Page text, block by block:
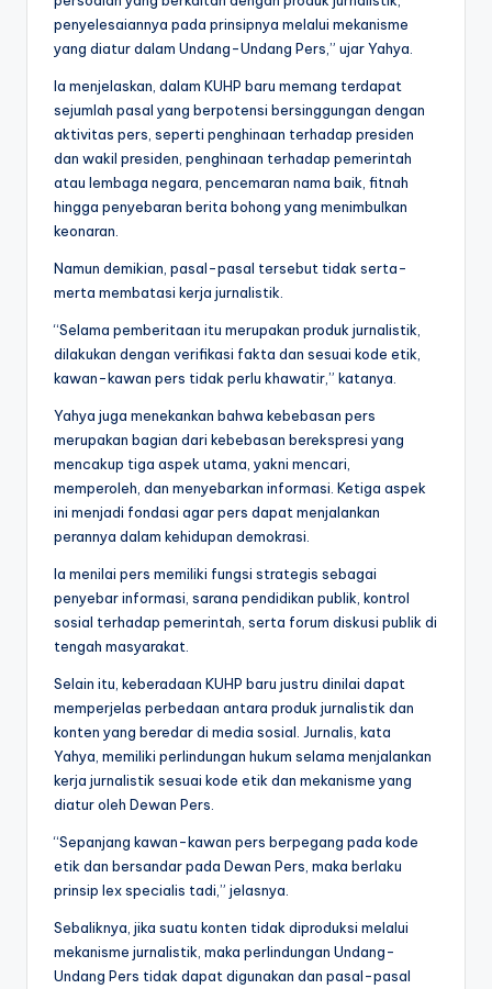
penyelesaiannya pada prinsipnya melalui mekanisme
yang diatur dalam Undang-Undang Pers,” ujar Yahya.
Ia menjelaskan, dalam KUHP baru memang terdapat
sejumlah pasal yang berpotensi bersinggungan dengan
aktivitas pers, seperti penghinaan terhadap presiden
dan wakil presiden, penghinaan terhadap pemerintah
atau lembaga negara, pencemaran nama baik, fitnah
hingga penyebaran berita bohong yang menimbulkan
keonaran.
Namun demikian, pasal-pasal tersebut tidak serta-
merta membatasi kerja jurnalistik.
“Selama pemberitaan itu merupakan produk jurnalistik,
dilakukan dengan verifikasi fakta dan sesuai kode etik,
kawan-kawan pers tidak perlu khawatir,” katanya.
Yahya juga menekankan bahwa kebebasan pers
merupakan bagian dari kebebasan berekspresi yang
mencakup tiga aspek utama, yakni mencari,
memperoleh, dan menyebarkan informasi. Ketiga aspek
ini menjadi fondasi agar pers dapat menjalankan
perannya dalam kehidupan demokrasi.
Ia menilai pers memiliki fungsi strategis sebagai
penyebar informasi, sarana pendidikan publik, kontrol
sosial terhadap pemerintah, serta forum diskusi publik di
tengah masyarakat.
Selain itu, keberadaan KUHP baru justru dinilai dapat
memperjelas perbedaan antara produk jurnalistik dan
konten yang beredar di media sosial. Jurnalis, kata
Yahya, memiliki perlindungan hukum selama menjalankan
kerja jurnalistik sesuai kode etik dan mekanisme yang
diatur oleh Dewan Pers.
“Sepanjang kawan-kawan pers berpegang pada kode
etik dan bersandar pada Dewan Pers, maka berlaku
prinsip lex specialis tadi,” jelasnya.
Sebaliknya, jika suatu konten tidak diproduksi melalui
mekanisme jurnalistik, maka perlindungan Undang-
Undang Pers tidak dapat digunakan dan pasal-pasal